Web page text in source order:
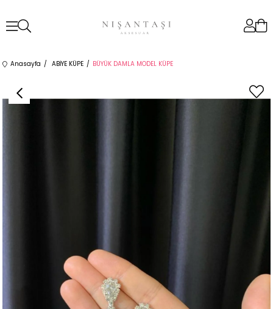
Anasayfa ABİYE KÜPE BÜYÜK DAMLA MODEL KÜPE